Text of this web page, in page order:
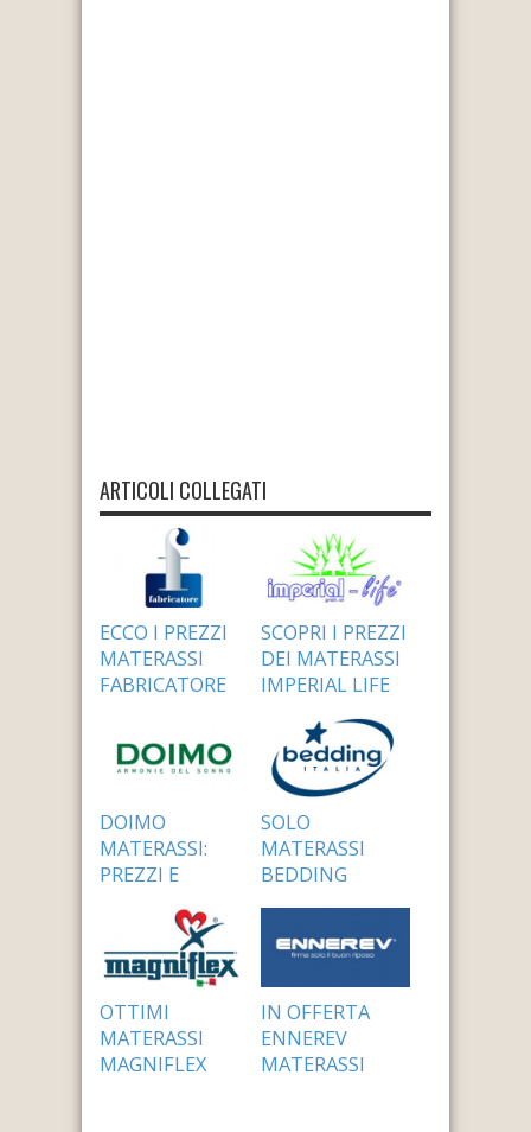
ARTICOLI COLLEGATI
ECCO I PREZZI
MATERASSI
FABRICATORE
SCOPRI I PREZZI
DEI MATERASSI
IMPERIAL LIFE
24 Settembre 2014
DOIMO
MATERASSI:
PREZZI E
24 Settembre 2014
SOLO
MATERASSI
BEDDING
OTTIMI
MATERASSI
MAGNIFLEX
IN OFFERTA
ENNEREV
MATERASSI